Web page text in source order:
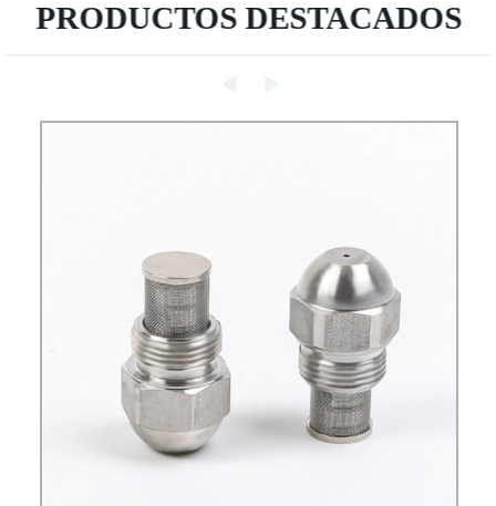
PRODUCTOS DESTACADOS